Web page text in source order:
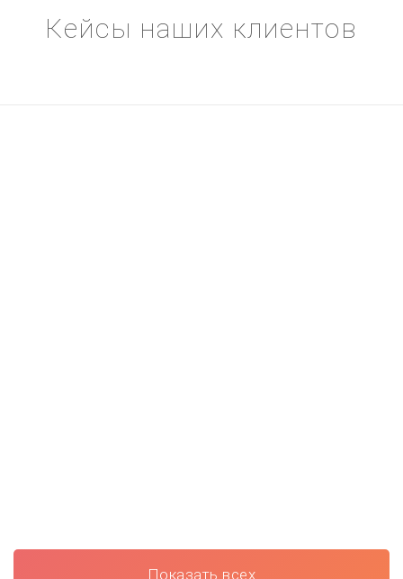
Кейсы наших клиентов
Показать всех